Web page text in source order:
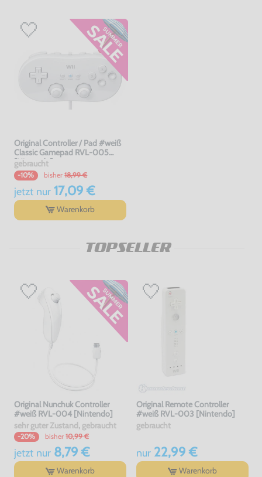
Original Controller / Pad #weiß
Classic Gamepad RVL-005
[Nintendo]
gebraucht
-10% bisher 18,99 €
jetzt nur17,09 €
Warenkorb
TOPSELLER
Original Nunchuk Controller
#weiß RVL-004 [Nintendo]
sehr guter Zustand, gebraucht
-20% bisher 10,99 €
jetzt nur8,79 €
Warenkorb
Original Remote Controller
#weiß RVL-003 [Nintendo]
gebraucht
nur22,99 €
Warenkorb